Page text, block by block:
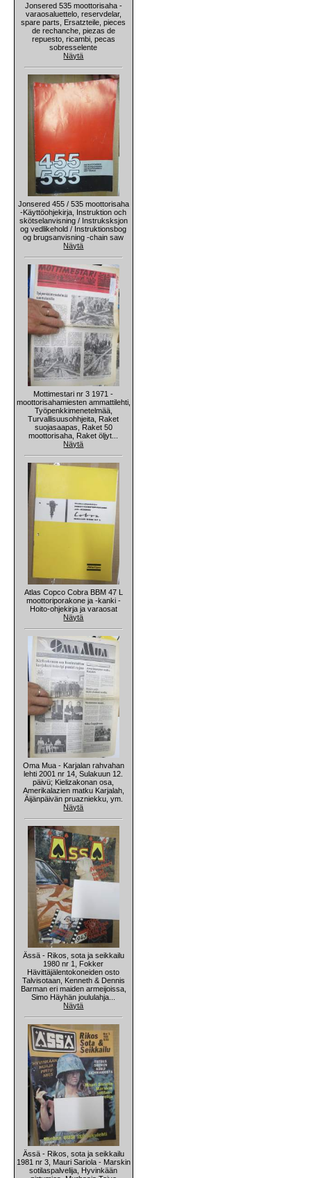
Jonsered 535 moottorisaha -
varaosaluettelo, reservdelar,
spare parts, Ersatzteile, pieces
de rechanche, piezas de
repuesto, ricambi, pecas
sobresselente
Näytä
Jonsered 455 / 535 moottorisaha
-Käyttöohjekirja, Instruktion och
skötselanvisning / Instruksksjon
og vedlikehold / Instruktionsbog
og brugsanvisning -chain saw
Näytä
Mottimestari nr 3 1971 -
moottorisahamiesten ammattilehti,
Työpenkkimenetelmää,
Turvallisuusohhjeita, Raket
suojasaapas, Raket 50
moottorisaha, Raket öljyt...
Näytä
Atlas Copco Cobra BBM 47 L
moottoriporakone ja -kanki -
Hoito-ohjekirja ja varaosat
Näytä
Oma Mua - Karjalan rahvahan
lehti 2001 nr 14, Sulakuun 12.
päivü; Kielizakonan osa,
Amerikalazien matku Karjalah,
Äijänpäivän pruazniekku, ym.
Näytä
Ässä - Rikos, sota ja seikkailu
1980 nr 1, Fokker
Hävittäjälentokoneiden osto
Talvisotaan, Kenneth & Dennis
Barman eri maiden armeijoissa,
Simo Häyhän joululahja...
Näytä
Ässä - Rikos, sota ja seikkailu
1981 nr 3, Mauri Sariola - Marskin
sotilaspalvelija, Hyvinkään